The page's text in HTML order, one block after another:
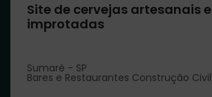
Site de cervejas artesanais e
improtadas
Sumaré - SP
Bares e Restaurantes Construção Civil